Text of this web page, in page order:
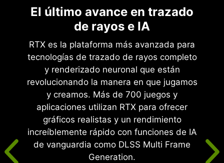
El último avance en trazado
de rayos e IA
RTX es la plataforma más avanzada para
tecnologías de trazado de rayos completo
y renderizado neuronal que están
revolucionando la manera en que jugamos
y creamos. Más de 700 juegos y
aplicaciones utilizan RTX para ofrecer
gráficos realistas y un rendimiento
increíblemente rápido con funciones de IA
de vanguardia como DLSS Multi Frame
Generation.